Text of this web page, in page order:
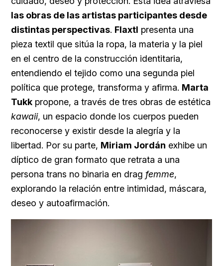
las obras de las artistas participantes desde
distintas perspectivas. Flaxtl presenta una
pieza textil que sitúa la ropa, la materia y la piel
en el centro de la construcción identitaria,
entendiendo el tejido como una segunda piel
política que protege, transforma y afirma. Marta
Tukk propone, a través de tres obras de estética
kawaii, un espacio donde los cuerpos pueden
reconocerse y existir desde la alegría y la
libertad. Por su parte, Miriam Jordán exhibe un
díptico de gran formato que retrata a una
persona trans no binaria en drag femme,
explorando la relación entre intimidad, máscara,
deseo y autoafirmación.